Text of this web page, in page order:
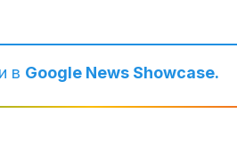
в Google News Showcase.